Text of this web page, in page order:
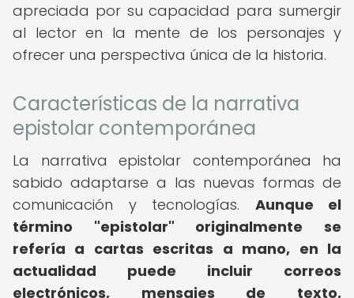
apreciada por su capacidad para sumergir
al lector en la mente de los personajes y
ofrecer una perspectiva única de la historia.
Características de la narrativa
epistolar contemporánea
La narrativa epistolar contemporánea ha
sabido adaptarse a las nuevas formas de
comunicación y tecnologías. Aunque el
término "epistolar" originalmente se
refería a cartas escritas a mano, en la
actualidad puede incluir correos
electrónicos, mensajes de texto,